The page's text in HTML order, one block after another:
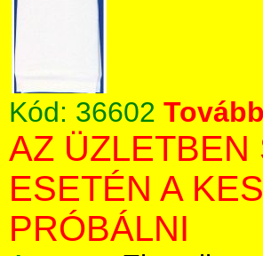
Kód: 36602
AZ ÜZLETBEN
ESETÉN A
PRÓBÁLNI